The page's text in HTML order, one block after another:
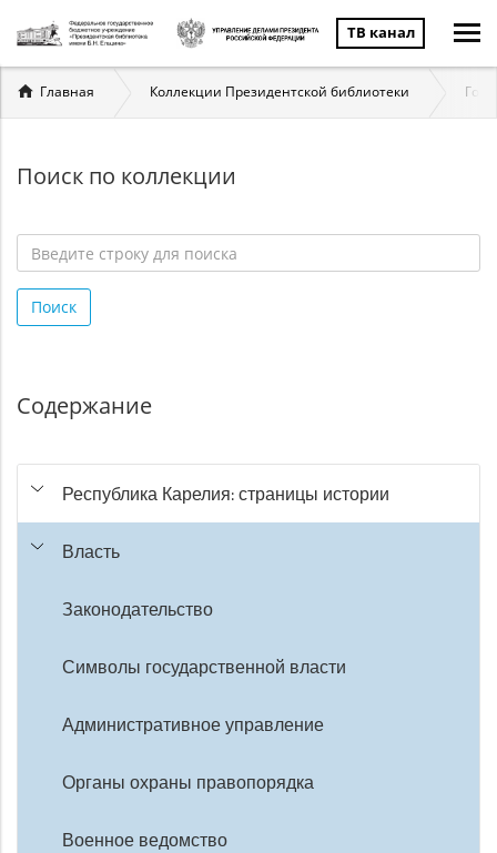
ТВ канал
Вы
здесь
Главная Коллекции Президентской библиотеки
Поиск по коллекции
строку
для
Поиск
Содержание
Республика Карелия: страницы истории
Власть
Законодательство
Символы государственной власти
Административное управление
Органы охраны правопорядка
Военное ведомство